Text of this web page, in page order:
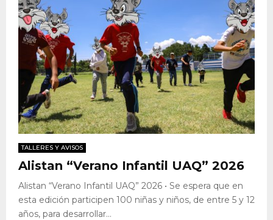
TALLERES Y AVISOS
Alistan “Verano Infantil UAQ” 2026
Alistan “Verano Infantil UAQ” 2026 • Se espera que en
esta edición participen 100 niñas y niños, de entre 5 y 12
años, para desarrollar...